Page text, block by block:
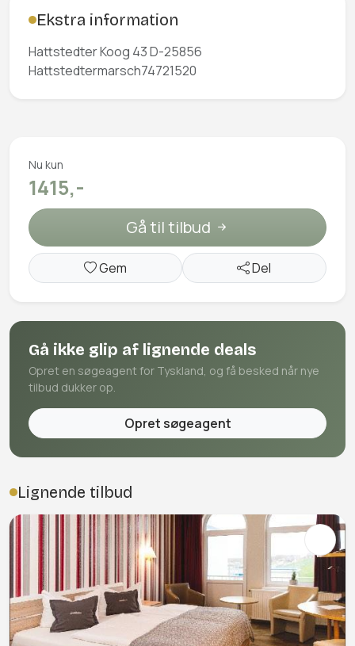
Ekstra information
Hattstedter Koog 43 D-25856
Hattstedtermarsch74721520
Nu kun
1415,-
Gå til tilbud
Gem Del
Gå ikke glip af lignende deals
Opret en søgeagent for Tyskland, og få besked når nye
tilbud dukker op.
Opret søgeagent
Lignende tilbud